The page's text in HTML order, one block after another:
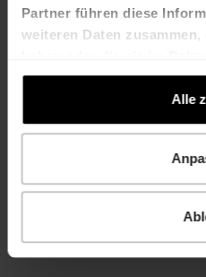
Partner führen diese
weiteren Daten
gesammelt haben.
Alle
HIAG Immobilien Holding
Aeschenplatz 7